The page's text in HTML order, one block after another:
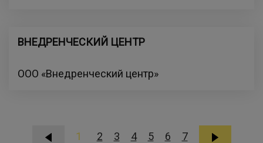
ВНЕДРЕНЧЕСКИЙ ЦЕНТР
ООО «Внедренческий центр»
1 2 3 4 5 6 7